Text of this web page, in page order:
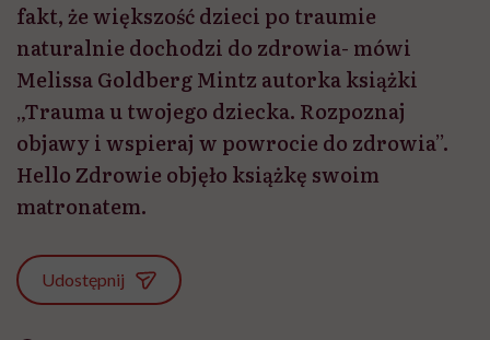
fakt, że większość dzieci po traumie
naturalnie dochodzi do zdrowia- mówi
Melissa Goldberg Mintz autorka książki
„Trauma u twojego dziecka. Rozpoznaj
objawy i wspieraj w powrocie do zdrowia”.
Hello Zdrowie objęło książkę swoim
matronatem.
Udostępnij